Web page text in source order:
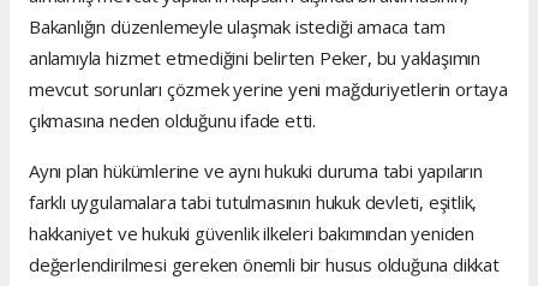
Bakanlığın düzenlemeyle ulaşmak istediği amaca tam
anlamıyla hizmet etmediğini belirten Peker, bu yaklaşımın
mevcut sorunları çözmek yerine yeni mağduriyetlerin ortaya
çıkmasına neden olduğunu ifade etti.
Aynı plan hükümlerine ve aynı hukuki duruma tabi yapıların
farklı uygulamalara tabi tutulmasının hukuk devleti, eşitlik,
hakkaniyet ve hukuki güvenlik ilkeleri bakımından yeniden
değerlendirilmesi gereken önemli bir husus olduğuna dikkat